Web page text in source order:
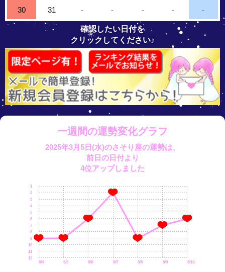
30 31 - - - - -
確認したい日付を
クリックしてください♪
一週間の運勢変化グラフ
2025年3月5日(水)のさそり座の運勢は、
前日の日付より
4位アップしました
8/4 8/5 8/6 8/7 8/8 8/9 8/10
12
11
10
9
8
7
6
5
4
3
2
1